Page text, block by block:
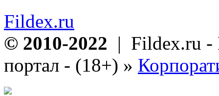
Fildex.ru
© 2010-2022 | Fildex.ru -
портал - (18+) »